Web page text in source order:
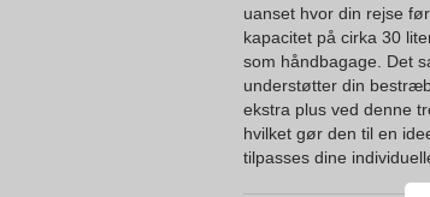
uanset hvor din rejse
kapacitet på cirka 30
som håndbagage. Det
understøtter din
ekstra plus ved denne
hvilket gør den til en
tilpasses dine